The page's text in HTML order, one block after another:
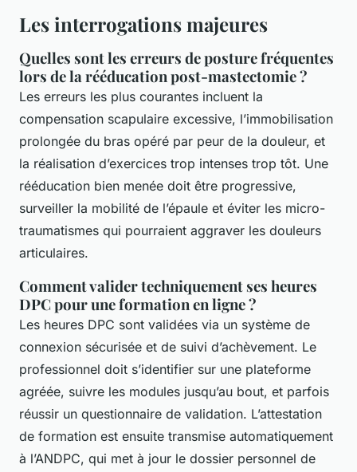
Les interrogations majeures
Quelles sont les erreurs de posture fréquentes
lors de la rééducation post-mastectomie ?
Les erreurs les plus courantes incluent la
compensation scapulaire excessive, l’immobilisation
prolongée du bras opéré par peur de la douleur, et
la réalisation d’exercices trop intenses trop tôt. Une
rééducation bien menée doit être progressive,
surveiller la mobilité de l’épaule et éviter les micro-
traumatismes qui pourraient aggraver les douleurs
articulaires.
Comment valider techniquement ses heures
DPC pour une formation en ligne ?
Les heures DPC sont validées via un système de
connexion sécurisée et de suivi d’achèvement. Le
professionnel doit s’identifier sur une plateforme
agréée, suivre les modules jusqu’au bout, et parfois
réussir un questionnaire de validation. L’attestation
de formation est ensuite transmise automatiquement
à l’ANDPC, qui met à jour le dossier personnel de